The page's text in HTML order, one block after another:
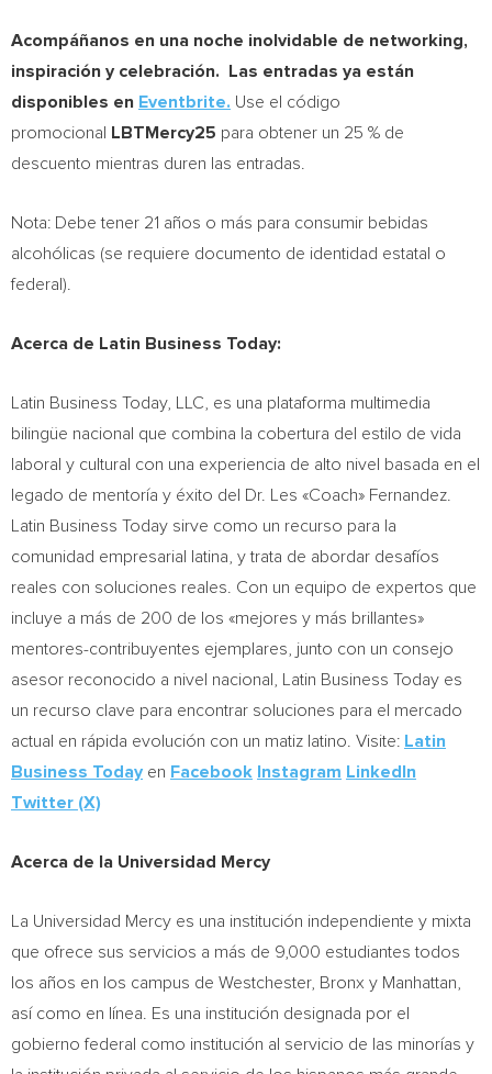
Acompáñanos en una noche inolvidable de networking,
inspiración y celebración. Las entradas ya están
disponibles en Eventbrite. Use el código
promocional
LBTMercy25 para obtener un 25 % de
descuento mientras duren las entradas.
Nota: Debe tener 21 años o más para consumir bebidas
alcohólicas (se requiere documento de identidad estatal o
federal).
Acerca de Latin Business Today:
Latin Business Today, LLC, es una plataforma multimedia
bilingüe nacional que combina la cobertura del estilo de vida
laboral y cultural con una experiencia de alto nivel basada en el
legado de mentoría y éxito del Dr. Les «Coach» Fernandez.
Latin Business Today sirve como un recurso para la
comunidad empresarial latina, y trata de abordar desafíos
reales con soluciones reales. Con un equipo de expertos que
incluye a más de 200 de los «mejores y más brillantes»
mentores-contribuyentes ejemplares, junto con un consejo
asesor reconocido a nivel nacional, Latin Business Today es
un recurso clave para encontrar soluciones para el mercado
actual en rápida evolución con un matiz latino. Visite: Latin
Business Today en Facebook Instagram LinkedIn
Twitter (X)
Acerca de la Universidad Mercy
La Universidad Mercy es una institución independiente y mixta
que ofrece sus servicios a más de 9,000 estudiantes todos
los años en los campus de Westchester, Bronx y Manhattan,
así como en línea. Es una institución designada por el
gobierno federal como institución al servicio de las minorías y